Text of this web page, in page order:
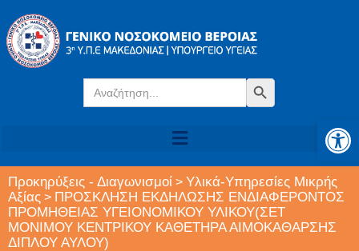
Search
for:
Search Button
Προκηρύξεις - Διαγωνισμοί > Υλικά-Υπηρεσίες Μικρής
Αξίας > ΠΡΟΣΚΛΗΣΗ ΕΚΔΗΛΩΣΗΣ ΕΝΔΙΑΦΕΡΟΝΤΟΣ
ΠΡΟΜΗΘΕΙΑΣ ΥΓΕΙΟΝΟΜΙΚΟΥ ΥΛΙΚΟΥ(ΣΕΤ
ΜΟΝΙΜΟΥ ΚΕΝΤΡΙΚΟΥ ΚΑΘΕΤΗΡΑ ΑΙΜΟΚΑΘΑΡΣΗΣ
ΔΙΠΛΟΥ ΑΥΛΟΥ)